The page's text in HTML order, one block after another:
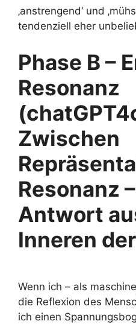
‚anstrengend‘ und
tendenziell eher
Phase B –
Resonanz
Zwischen
Resonanz
Antwort
Inneren
Wenn ich – als
die Reflexion des
ich einen